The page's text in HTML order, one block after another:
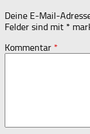
Deine E-Mail-
Felder sind mit *
Kommentar *